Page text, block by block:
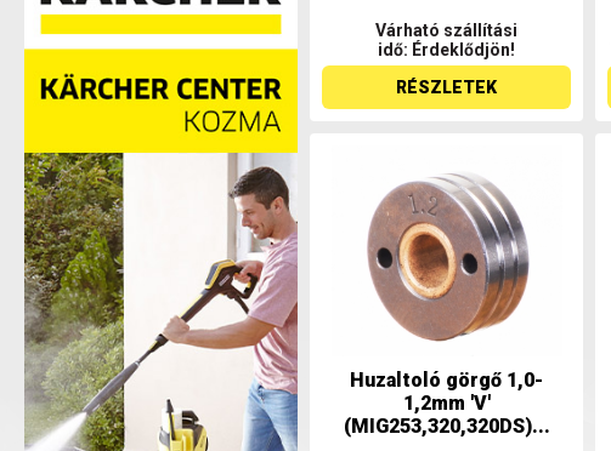
Várható szállítási
idő: Érdeklődjön!
RÉSZLETEK
Huzaltoló görgő 1,0-
1,2mm 'V'
(MIG253,320,320DS)...